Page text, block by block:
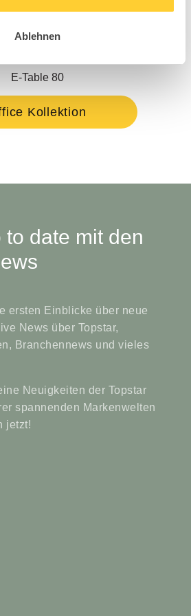
Ablehnen
E-Table 80
Kollektion
to date mit den
ersten Einblicke über neue
News über Topstar,
Branchennews und vieles
Neuigkeiten der Topstar
spannenden Markenwelten
jetzt!